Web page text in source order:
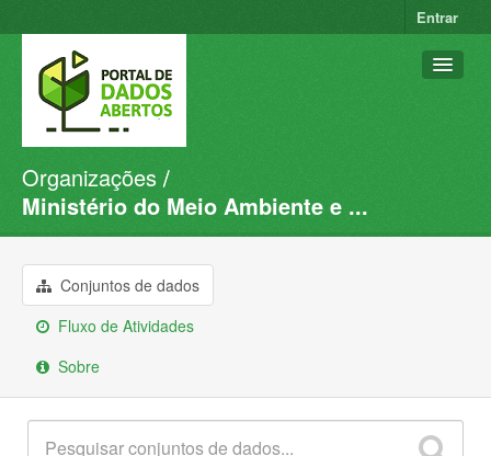
Entrar
Conjuntos de dados
Organizações
Sobre
Organizações
Ministério do Meio Ambiente e ...
Conjuntos de dados
Fluxo de Atividades
Sobre